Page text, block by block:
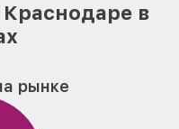
в
рынке